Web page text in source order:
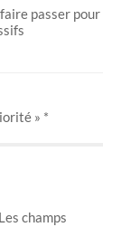
passer pour
» *
Les champs